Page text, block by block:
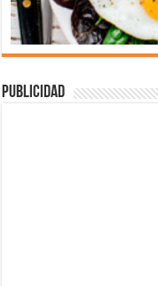
Publicidad